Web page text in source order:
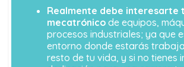
Realmente debe interesarte
mecatrónico de equipos,
procesos industriales; ya que
entorno donde estarás
resto de tu vida, y si no tienes